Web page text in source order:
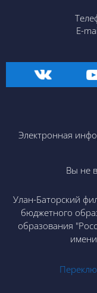
E-
Электронная
Вы не
Улан-Баторский
бюджетного
образования